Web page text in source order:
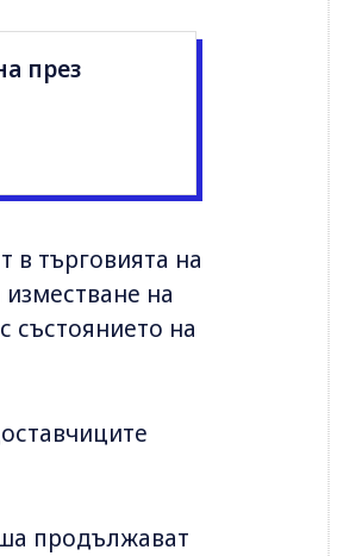
през
в търговията на
изместване на
състоянието на
продължават